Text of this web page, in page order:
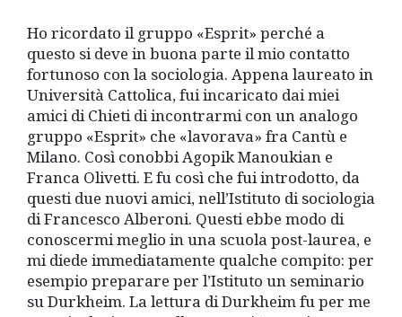
Ho ricordato il gruppo «Esprit» perché a
questo si deve in buona parte il mio contatto
fortunoso con la sociologia. Appena laureato in
Università Cattolica, fui incaricato dai miei
amici di Chieti di incontrarmi con un analogo
gruppo «Esprit» che «lavorava» fra Cantù e
Milano. Così conobbi Agopik Manoukian e
Franca Olivetti. E fu così che fui introdotto, da
questi due nuovi amici, nell’Istituto di sociologia
di Francesco Alberoni. Questi ebbe modo di
conoscermi meglio in una scuola post-laurea, e
mi diede immediatamente qualche compito: per
esempio preparare per l’Istituto un seminario
su Durkheim. La lettura di Durkheim fu per me